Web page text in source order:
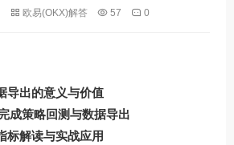
欧易(OKX)解答 57 0
导出的意义与价值
成策略回测与数据导出
标解读与实战应用